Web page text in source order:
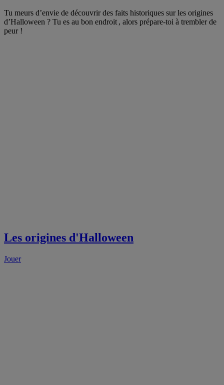
Tu meurs d’envie de découvrir des faits historiques sur les origines
d’Halloween ? Tu es au bon endroit , alors prépare-toi à trembler de
peur !
Les origines d'Halloween
Jouer